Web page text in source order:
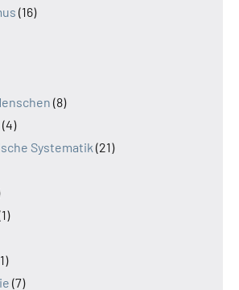
(16)
(8)
(4)
Systematik (21)
(7)